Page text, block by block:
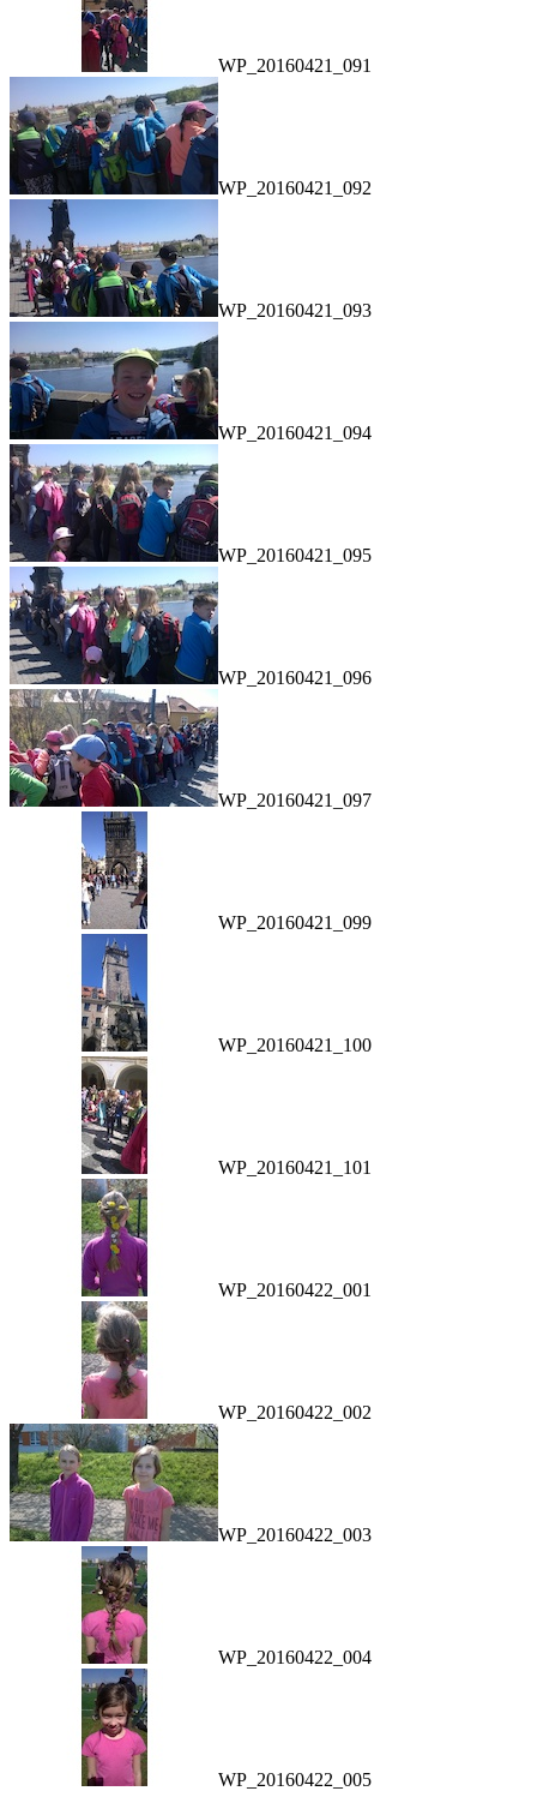
WP_20160421_091
WP_20160421_092
WP_20160421_093
WP_20160421_094
WP_20160421_095
WP_20160421_096
WP_20160421_097
WP_20160421_099
WP_20160421_100
WP_20160421_101
WP_20160422_001
WP_20160422_002
WP_20160422_003
WP_20160422_004
WP_20160422_005